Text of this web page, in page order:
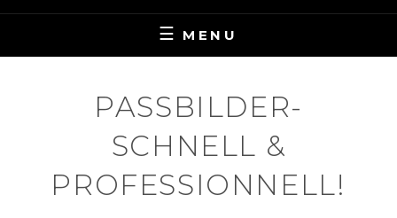
MENU
PASSBILDER-
SCHNELL &
PROFESSIONNELL!